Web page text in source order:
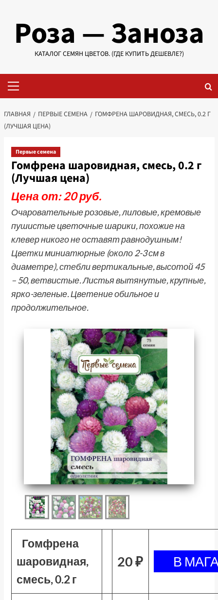
содержимому
Роза — Заноза
КАТАЛОГ СЕМЯН ЦВЕТОВ. (ГДЕ КУПИТЬ ДЕШЕВЛЕ?)
меню
ГЛАВНАЯ ПЕРВЫЕ СЕМЕНА
ГОМФРЕНА ШАРОВИДНАЯ, СМЕСЬ, 0.2 Г
(ЛУЧШАЯ ЦЕНА)
Первые семена
Гомфрена шаровидная, смесь, 0.2 г
(Лучшая цена)
Цена от: 20 руб.
Очаровательные розовые, лиловые, кремовые
пушистые цветочные шарики, похожие на
клевер никого не оставят равнодушным!
Цветки миниатюрные (около 2-3 см в
диаметре), стебли вертикальные, высотой 45
– 50, ветвистые. Листья вытянутые, крупные,
ярко-зеленые. Цветение обильное и
продолжительное.
Гомфрена
шаровидная,
смесь, 0.2 г
20 ₽